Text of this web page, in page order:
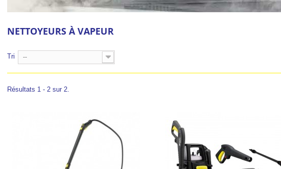
NETTOYEURS À VAPEUR
Tri --
Résultats 1 - 2 sur 2.